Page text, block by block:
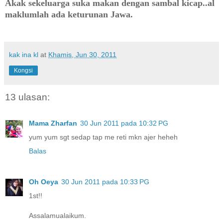
Akak sekeluarga suka makan dengan sambal kicap..al
maklumlah ada keturunan Jawa.
kak ina kl at Khamis, Jun 30, 2011
Kongsi
13 ulasan:
Mama Zharfan 30 Jun 2011 pada 10:32 PG
yum yum sgt sedap tap me reti mkn ajer heheh
Balas
Oh Oeya 30 Jun 2011 pada 10:33 PG
1st!!
Assalamualaikum.